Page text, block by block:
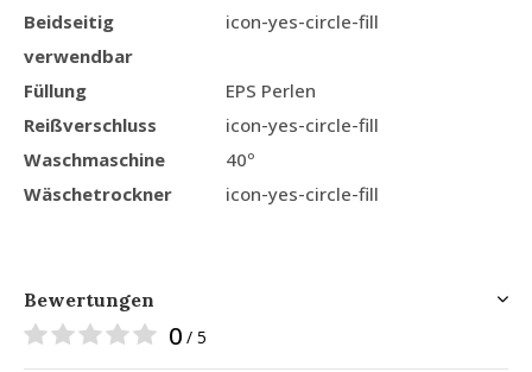
Beidseitig
verwendbar
icon-yes-circle-fill
Füllung
EPS Perlen
Reißverschluss
icon-yes-circle-fill
Waschmaschine
40º
Wäschetrockner
icon-yes-circle-fill
Bewertungen
0 / 5